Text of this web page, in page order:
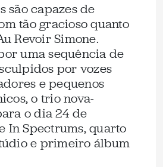
são capazes de
tão gracioso quanto
Revoir Simone.
uma sequência de
por vozes
e pequenos
o trio nova-
o dia 24 de
In Spectrums, quarto
e primeiro álbum